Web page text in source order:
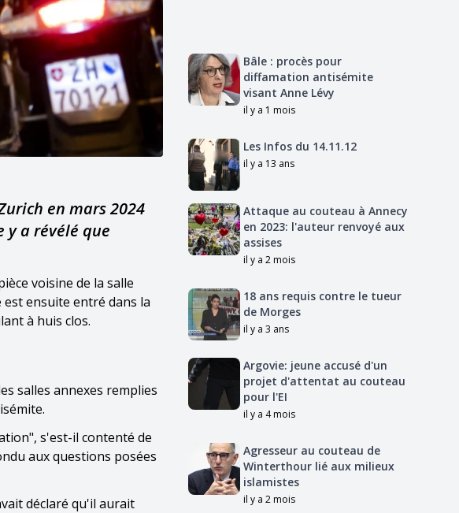
en mars 2024
y a révélé que
voisine de la salle
ensuite entré dans la
à huis clos.
salles annexes remplies
s'est-il contenté de
aux questions posées
déclaré qu'il aurait
Bâle : procès pour
diffamation antisémite
visant Anne Lévy
il y a 1 mois
Les Infos du 14.11.12
il y a 13 ans
Attaque au couteau à Annecy
en 2023: l'auteur renvoyé aux
assises
il y a 2 mois
18 ans requis contre le tueur
de Morges
il y a 3 ans
Argovie: jeune accusé d'un
projet d'attentat au couteau
pour l'EI
il y a 4 mois
Agresseur au couteau de
Winterthour lié aux milieux
islamistes
il y a 2 mois